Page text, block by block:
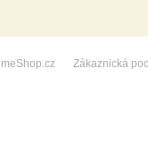
Zákaznická